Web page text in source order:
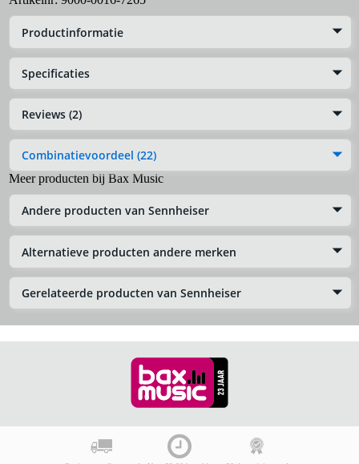
Productinformatie
Specificaties
Reviews (2)
Combinatievoordeel (22)
Meer producten bij Bax Music
Andere producten van Sennheiser
Alternatieve producten andere merken
Gerelateerde producten van Sennheiser